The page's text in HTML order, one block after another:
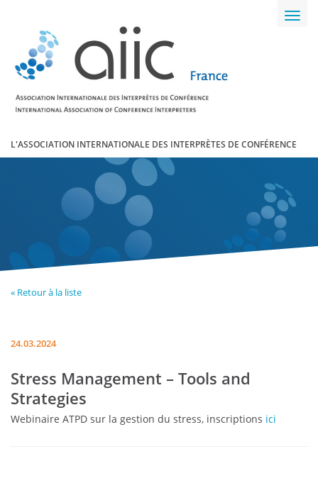
L'ASSOCIATION INTERNATIONALE DES INTERPRÈTES DE CONFÉRENCE
« Retour à la liste
24.03.2024
Stress Management – Tools and
Strategies
Webinaire ATPD sur la gestion du stress, inscriptions ici